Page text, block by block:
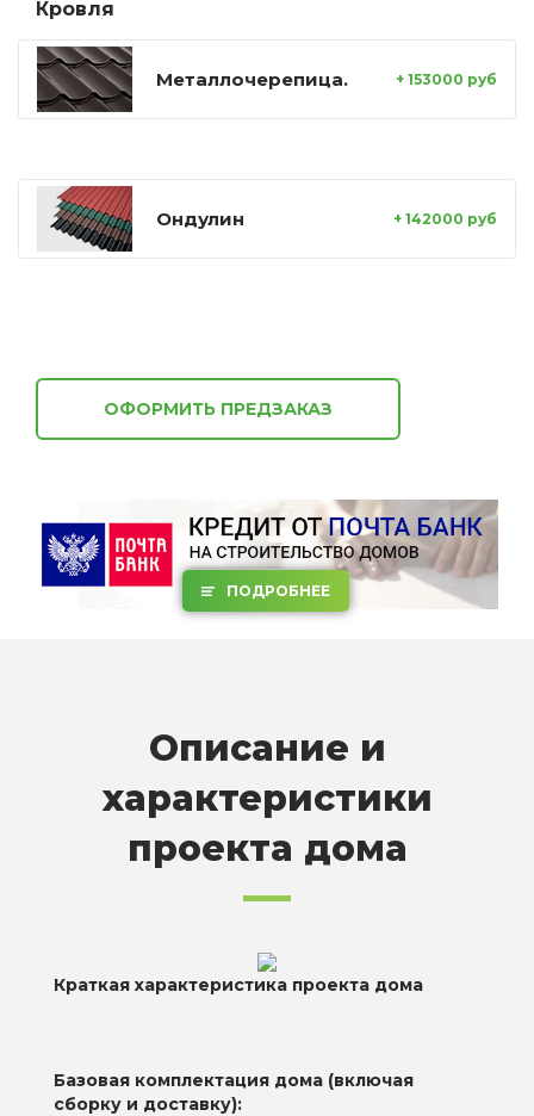
Кровля
Металлочерепица. + 153000 руб
Ондулин + 142000 руб
ОФОРМИТЬ ПРЕДЗАКАЗ
ПОДРОБНЕЕ
Описание и
характеристики
проекта дома
Краткая характеристика проекта дома
Базовая комплектация дома (включая
сборку и доставку):